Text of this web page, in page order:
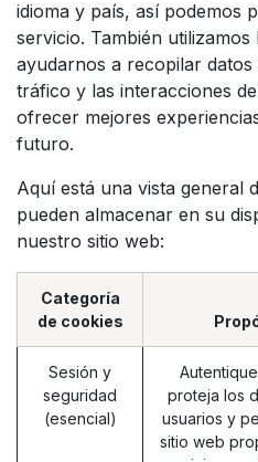
idioma y país, así podemos
servicio. También
ayudarnos a recopilar
tráfico y las interacciones
ofrecer mejores
futuro.
Aquí está una vista general
pueden almacenar en su
nuestro sitio web:
Categoría
de cookies
Sesión y
seguridad
(esencial)
proteja los
usuarios y
sitio web